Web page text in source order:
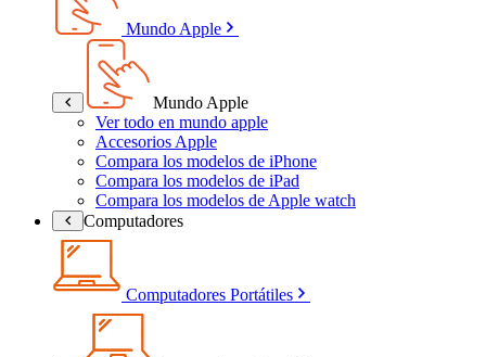
Mundo Apple
Mundo Apple
Ver todo en mundo apple
Accesorios Apple
Compara los modelos de iPhone
Compara los modelos de iPad
Compara los modelos de Apple watch
Computadores
Computadores Portátiles